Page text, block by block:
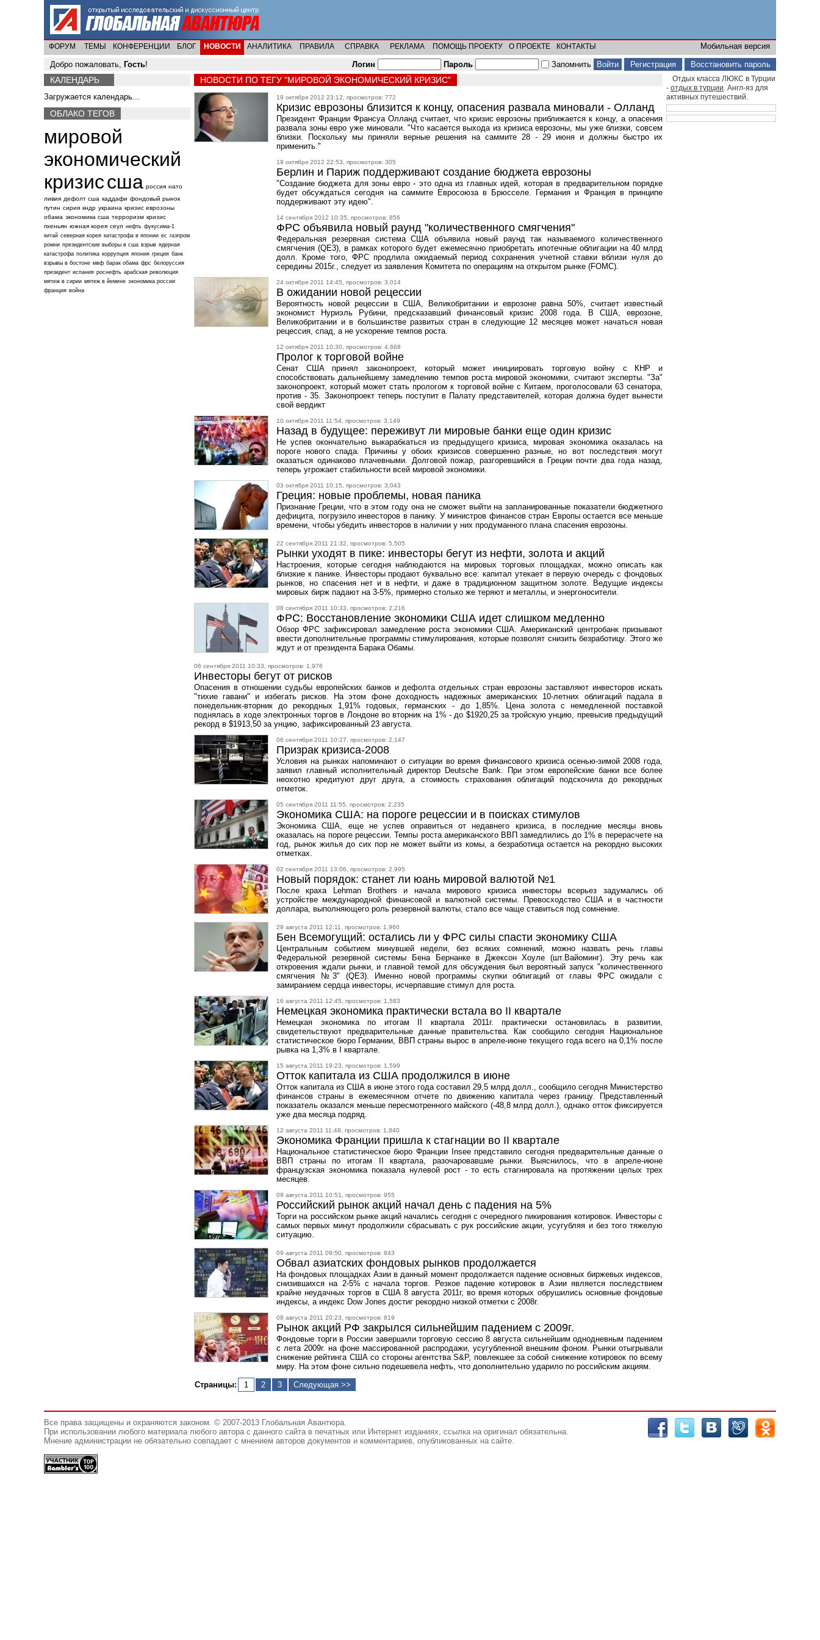
ФОРУМ ТЕМЫ КОНФЕРЕНЦИИ БЛОГ НОВОСТИ АНАЛИТИКА ПРАВИЛА СПРАВКА РЕКЛАМА ПОМОЩЬ ПРОЕКТУ О ПРОЕКТЕ КОНТАКТЫ
Мобильная версия
Добро пожаловать, Гость! Логин Пароль Запомнить Регистрация Восстановить пароль
НОВОСТИ ПО ТЕГУ "МИРОВОЙ ЭКОНОМИЧЕСКИЙ КРИЗИС"
19 октября 2012 23:12, просмотров: 772
Кризис еврозоны близится к концу, опасения развала миновали - Олланд
Президент Франции Франсуа Олланд считает, что кризис еврозоны приближается к концу, а опасения
развала зоны евро уже миновали. "Что касается выхода из кризиса еврозоны, мы уже близки, совсем
близки. Поскольку мы приняли верные решения на саммите 28 - 29 июня и должны быстро их
применить."
19 октября 2012 22:53, просмотров: 305
Берлин и Париж поддерживают создание бюджета еврозоны
"Создание бюджета для зоны евро - это одна из главных идей, которая в предварительном порядке
будет обсуждаться сегодня на саммите Евросоюза в Брюсселе. Германия и Франция в принципе
поддерживают эту идею".
14 сентября 2012 10:35, просмотров: 856
ФРС объявила новый раунд "количественного смягчения"
Федеральная резервная система США объявила новый раунд так называемого количественного
смягчения (QE3), в рамках которого будет ежемесячно приобретать ипотечные облигации на 40 млрд
долл. Кроме того, ФРС продлила ожидаемый период сохранения учетной ставки вблизи нуля до
середины 2015г., следует из заявления Комитета по операциям на открытом рынке (FOMC).
24 октября 2011 14:45, просмотров: 3,014
В ожидании новой рецессии
Вероятность новой рецессии в США, Великобритании и еврозоне равна 50%, считает известный
экономист Нуриэль Рубини, предсказавший финансовый кризис 2008 года. В США, еврозоне,
Великобритании и в большинстве развитых стран в следующие 12 месяцев может начаться новая
рецессия, спад, а не ускорение темпов роста.
12 октября 2011 10:30, просмотров: 4,668
Пролог к торговой войне
Сенат США принял законопроект, который может инициировать торговую войну с КНР и
способствовать дальнейшему замедлению темпов роста мировой экономики, считают эксперты. "За"
законопроект, который может стать прологом к торговой войне с Китаем, проголосовали 63 сенатора,
против - 35. Законопроект теперь поступит в Палату представителей, которая должна будет вынести
свой вердикт
10 октября 2011 11:54, просмотров: 3,149
Назад в будущее: переживут ли мировые банки еще один кризис
Не успев окончательно выкарабкаться из предыдущего кризиса, мировая экономика оказалась на
пороге нового спада. Причины у обоих кризисов совершенно разные, но вот последствия могут
оказаться одинаково плачевными. Долговой пожар, разгоревшийся в Греции почти два года назад,
теперь угрожает стабильности всей мировой экономики.
03 октября 2011 10:15, просмотров: 3,043
Греция: новые проблемы, новая паника
Признание Греции, что в этом году она не сможет выйти на запланированные показатели бюджетного
дефицита, погрузило инвесторов в панику. У министров финансов стран Европы остается все меньше
времени, чтобы убедить инвесторов в наличии у них продуманного плана спасения еврозоны.
22 сентября 2011 21:32, просмотров: 5,505
Рынки уходят в пике: инвесторы бегут из нефти, золота и акций
Настроения, которые сегодня наблюдаются на мировых торговых площадках, можно описать как
близкие к панике. Инвесторы продают буквально все: капитал утекает в первую очередь с фондовых
рынков, но спасения нет и в нефти, и даже в традиционном защитном золоте. Ведущие индексы
мировых бирж падают на 3-5%, примерно столько же теряют и металлы, и энергоносители.
08 сентября 2011 10:33, просмотров: 2,216
ФРС: Восстановление экономики США идет слишком медленно
Обзор ФРС зафиксировал замедление роста экономики США. Американский центробанк призывают
ввести дополнительные программы стимулирования, которые позволят снизить безработицу. Этого же
ждут и от президента Барака Обамы.
06 сентября 2011 10:33, просмотров: 1,976
Инвесторы бегут от рисков
Опасения в отношении судьбы европейских банков и дефолта отдельных стран еврозоны заставляют инвесторов искать
"тихие гавани" и избегать рисков. На этом фоне доходность надежных американских 10-летних облигаций падала в
понедельник-вторник до рекордных 1,91% годовых, германских - до 1,85%. Цена золота с немедленной поставкой
поднялась в ходе электронных торгов в Лондоне во вторник на 1% - до $1920,25 за тройскую унцию, превысив предыдущий
рекорд в $1913,50 за унцию, зафиксированный 23 августа.
06 сентября 2011 10:27, просмотров: 2,147
Призрак кризиса-2008
Условия на рынках напоминают о ситуации во время финансового кризиса осенью-зимой 2008 года,
заявил главный исполнительный директор Deutsche Bank. При этом европейские банки все более
неохотно кредитуют друг друга, а стоимость страхования облигаций подскочила до рекордных
отметок.
05 сентября 2011 11:55, просмотров: 2,235
Экономика США: на пороге рецессии и в поисках стимулов
Экономика США, еще не успев оправиться от недавнего кризиса, в последние месяцы вновь
оказалась на пороге рецессии. Темпы роста американского ВВП замедлились до 1% в перерасчете на
год, рынок жилья до сих пор не может выйти из комы, а безработица остается на рекордно высоких
отметках.
02 сентября 2011 13:06, просмотров: 2,995
Новый порядок: станет ли юань мировой валютой №1
После краха Lehman Brothers и начала мирового кризиса инвесторы всерьез задумались об
устройстве международной финансовой и валютной системы. Превосходство США и в частности
доллара, выполняющего роль резервной валюты, стало все чаще ставиться под сомнение.
29 августа 2011 12:11, просмотров: 1,960
Бен Всемогущий: остались ли у ФРС силы спасти экономику США
Центральным событием минувшей недели, без всяких сомнений, можно назвать речь главы
Федеральной резервной системы Бена Бернанке в Джексон Хоуле (шт.Вайоминг). Эту речь как
откровения ждали рынки, и главной темой для обсуждения был вероятный запуск "количественного
смягчения №3" (QE3). Именно новой программы скупки облигаций от главы ФРС ожидали с
замиранием сердца инвесторы, исчерпавшие стимул для роста.
16 августа 2011 12:45, просмотров: 1,583
Немецкая экономика практически встала во II квартале
Немецкая экономика по итогам II квартала 2011г. практически остановилась в развитии,
свидетельствуют предварительные данные правительства. Как сообщило сегодня Национальное
статистическое бюро Германии, ВВП страны вырос в апреле-июне текущего года всего на 0,1% после
рывка на 1,3% в I квартале.
15 августа 2011 19:23, просмотров: 1,599
Отток капитала из США продолжился в июне
Отток капитала из США в июне этого года составил 29,5 млрд долл., сообщило сегодня Министерство
финансов страны в ежемесячном отчете по движению капитала через границу. Представленный
показатель оказался меньше пересмотренного майского (-48,8 млрд долл.), однако отток фиксируется
уже два месяца подряд.
12 августа 2011 11:48, просмотров: 1,840
Экономика Франции пришла к стагнации во II квартале
Национальное статистическое бюро Франции Insee представило сегодня предварительные данные о
ВВП страны по итогам II квартала, разочаровавшие рынки. Выяснилось, что в апреле-июне
французская экономика показала нулевой рост - то есть стагнировала на протяжении целых трех
месяцев.
09 августа 2011 10:51, просмотров: 955
Российский рынок акций начал день с падения на 5%
Торги на российском рынке акций начались сегодня с очередного пикирования котировок. Инвесторы с
самых первых минут продолжили сбрасывать с рук российские акции, усугубляя и без того тяжелую
ситуацию.
09 августа 2011 09:50, просмотров: 843
Обвал азиатских фондовых рынков продолжается
На фондовых площадках Азии в данный момент продолжается падение основных биржевых индексов,
снизившихся на 2-5% с начала торгов. Резкое падение котировок в Азии является последствием
крайне неудачных торгов в США 8 августа 2011г, во время которых обрушились основные фондовые
индексы, а индекс Dow Jones достиг рекордно низкой отметки с 2008г.
08 августа 2011 20:23, просмотров: 819
Рынок акций РФ закрылся сильнейшим падением с 2009г.
Фондовые торги в России завершили торговую сессию 8 августа сильнейшим однодневным падением
с лета 2009г. на фоне массированной распродажи, усугубленной внешним фоном. Рынки отыгрывали
снижение рейтинга США со стороны агентства S&P, повлекшее за собой снижение котировок по всему
миру. На этом фоне сильно подешевела нефть, что дополнительно ударило по российским акциям.
Страницы:
1 2 3 Следующая >>
КАЛЕНДАРЬ
Загружается календарь...
ОБЛАКО ТЕГОВ
мировой
экономический
кризиссша россия нато
ливия дефолт сша каддафи фондовый рынок
путин сирия кндр украина кризис еврозоны
обама экономика сша терроризм кризис
пхеньян южная корея сеул нефть фукусима-1
китай северная корея катастрофа в японии ес газпром
ромни президентские выборы в сша взрыв ядерная
катастрофа политика коррупция япония греция банк
взрывы в бостоне мвф барак обама фрс белоруссия
президент испания роснефть арабская революция
мятеж в сирии мятеж в йемене экономика россии
франция война
Отдых класса ЛЮКС в Турции
- отдых в турции. Англ-яз для
активных путешествий.
Все права защищены и охраняются законом. © 2007-2013 Глобальная Авантюра.
При использовании любого материала любого автора с данного сайта в печатных или Интернет изданиях, ссылка на оригинал обязательна.
Мнение администрации не обязательно совпадает с мнением авторов документов и комментариев, опубликованных на сайте.